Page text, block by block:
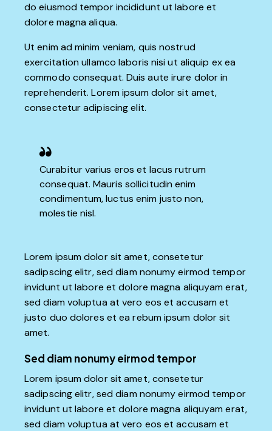
do eiusmod tempor incididunt ut labore et
dolore magna aliqua.
Ut enim ad minim veniam, quis nostrud
exercitation ullamco laboris nisi ut aliquip ex ea
commodo consequat. Duis aute irure dolor in
reprehenderit. Lorem ipsum dolor sit amet,
consectetur adipiscing elit.
Curabitur varius eros et lacus rutrum
consequat. Mauris sollicitudin enim
condimentum, luctus enim justo non,
molestie nisl.
Lorem ipsum dolor sit amet, consetetur
sadipscing elitr, sed diam nonumy eirmod tempor
invidunt ut labore et dolore magna aliquyam erat,
sed diam voluptua at vero eos et accusam et
justo duo dolores et ea rebum ipsum dolor sit
amet.
Sed diam nonumy eirmod tempor
Lorem ipsum dolor sit amet, consetetur
sadipscing elitr, sed diam nonumy eirmod tempor
invidunt ut labore et dolore magna aliquyam erat,
sed diam voluptua at vero eos et accusam et